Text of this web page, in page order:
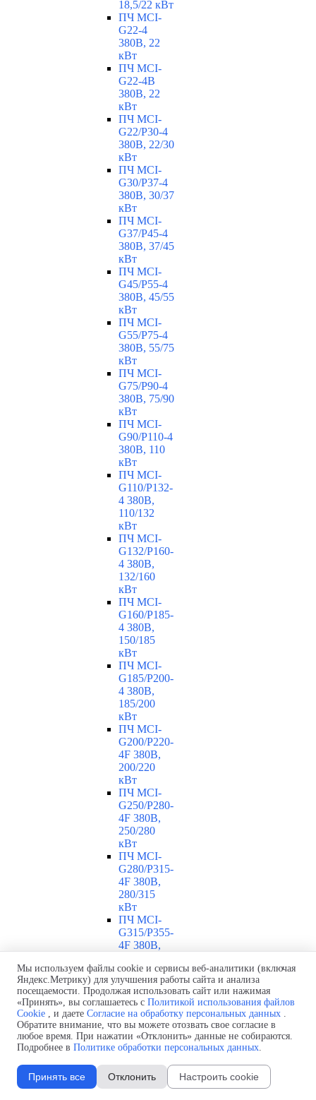
18,5/22 кВт
ПЧ MCI-
G22-4
380В, 22
кВт
ПЧ MCI-
G22-4B
380В, 22
кВт
ПЧ MCI-
G22/P30-4
380В, 22/30
кВт
ПЧ MCI-
G30/P37-4
380В, 30/37
кВт
ПЧ MCI-
G37/P45-4
380В, 37/45
кВт
ПЧ MCI-
G45/P55-4
380В, 45/55
кВт
ПЧ MCI-
G55/P75-4
380В, 55/75
кВт
ПЧ MCI-
G75/P90-4
380В, 75/90
кВт
ПЧ MCI-
G90/P110-4
380В, 110
кВт
ПЧ MCI-
G110/P132-
4 380В,
110/132
кВт
ПЧ MCI-
G132/P160-
4 380В,
132/160
кВт
ПЧ MCI-
G160/P185-
4 380В,
150/185
кВт
ПЧ MCI-
G185/P200-
4 380В,
185/200
кВт
ПЧ MCI-
G200/P220-
4F 380В,
200/220
кВт
ПЧ MCI-
G250/P280-
4F 380В,
250/280
кВт
ПЧ MCI-
G280/P315-
4F 380В,
280/315
кВт
ПЧ MCI-
G315/P355-
4F 380В,
кВт
ПЧ MCI-
G355/P375-
4F 380В,
355/375
кВт
ПЧ MCI-
4F 380В,
Мы используем файлы cookie и сервисы веб-аналитики (включая
Яндекс.Метрику) для улучшения работы сайта и анализа
посещаемости. Продолжая использовать сайт или нажимая
«Принять», вы соглашаетесь с Политикой использования файлов
Cookie , и даете Согласие на обработку персональных данных .
Обратите внимание, что вы можете отозвать свое согласие в
любое время. При нажатии «Отклонить» данные не собираются.
Подробнее в Политике обработки персональных данных.
Принять все Отклонить Настроить cookie